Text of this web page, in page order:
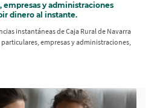
empresas y administraciones
dinero al instante.
instantáneas de Caja Rural de Navarra
empresas y administraciones,